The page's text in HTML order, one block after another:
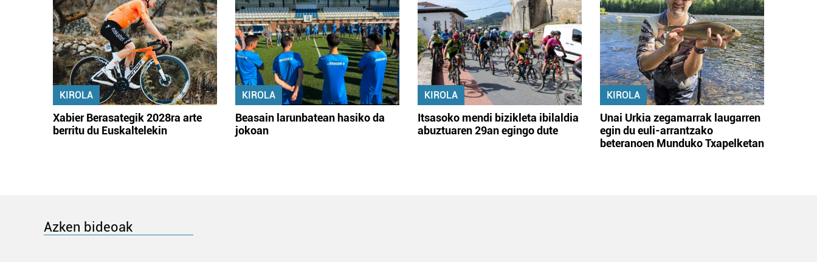
KIROLA
Xabier Berasategik 2028ra arte
berritu du Euskaltelekin
KIROLA
Beasain larunbatean hasiko da
jokoan
KIROLA
Itsasoko mendi bizikleta ibilaldia
abuztuaren 29an egingo dute
KIROLA
Unai Urkia zegamarrak laugarren
egin du euli-arrantzako
beteranoen Munduko Txapelketan
Azken bideoak